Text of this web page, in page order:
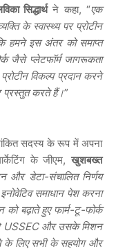
सिद्धार्थने कहा, “एक
के स्वास्थ्य पर प्रोटीन
हमने इस अंतर को समाप्त
जैसे प्लेटफॉर्म जागरूकता
विकल्प प्रदान करने
प्रस्तुत करते हैं।”
सदस्य के रूप में अपना
के जीएम, खुशबख्त
और डेटा-संचालित निर्णय
समाधान पेश करना
बढ़ाते हुए फार्म-टू-फोर्क
से USSEC और उसके मिशन
के लिए सभी के सहयोग और